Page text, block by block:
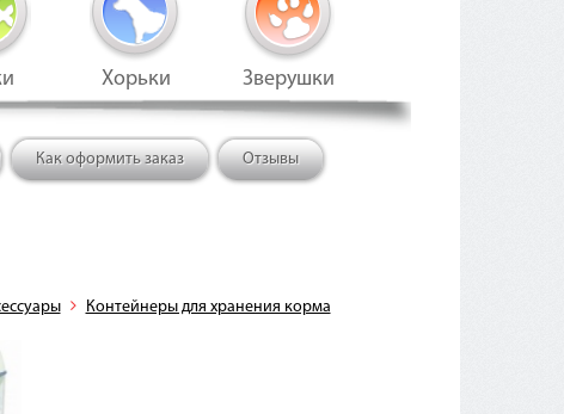
Хорьки Зверушки
Как оформить заказ Отзывы
Контейнеры для хранения корма